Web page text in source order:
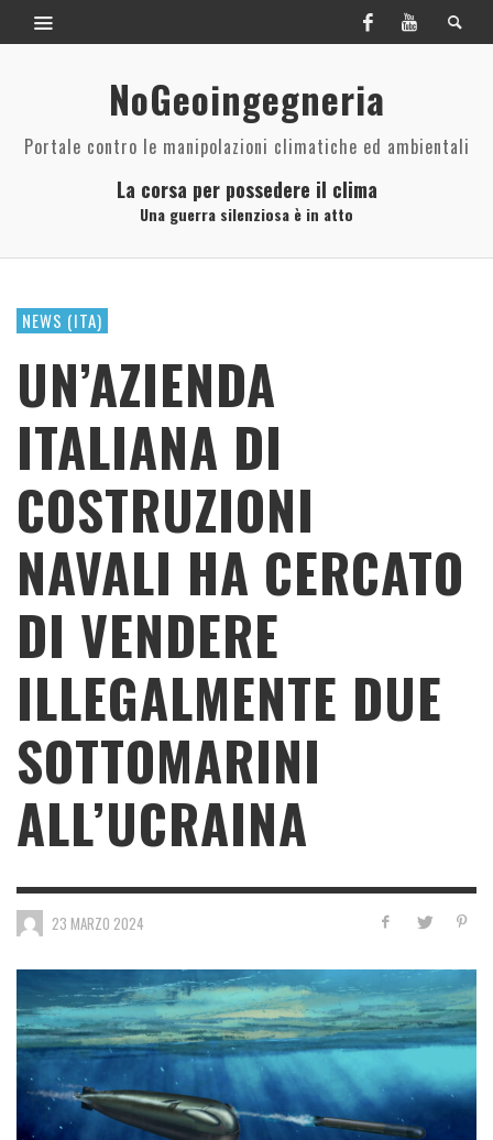
NoGeoingegneria
Portale contro le manipolazioni climatiche ed ambientali
La corsa per possedere il clima
Una guerra silenziosa è in atto
NEWS (ITA)
UN’AZIENDA
ITALIANA DI
COSTRUZIONI
NAVALI HA CERCATO
DI VENDERE
ILLEGALMENTE DUE
SOTTOMARINI
ALL’UCRAINA
23 MARZO 2024